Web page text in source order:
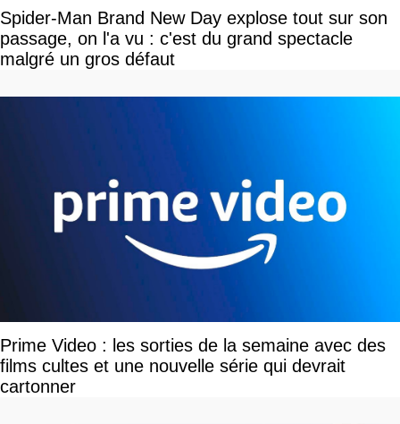
Spider-Man Brand New Day explose tout sur son
passage, on l'a vu : c'est du grand spectacle
malgré un gros défaut
Prime Video : les sorties de la semaine avec des
films cultes et une nouvelle série qui devrait
cartonner